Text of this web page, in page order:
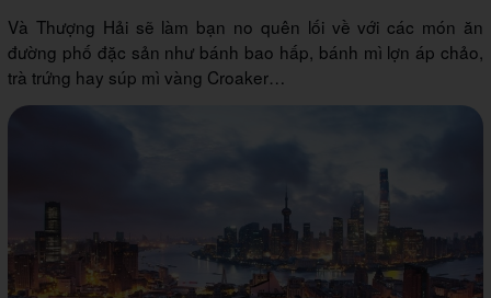
Và Thượng Hải sẽ làm bạn no quên lối về với các món ăn
đường phố đặc sản như bánh bao hấp, bánh mì lợn áp chảo,
trà trứng hay súp mì vàng Croaker…